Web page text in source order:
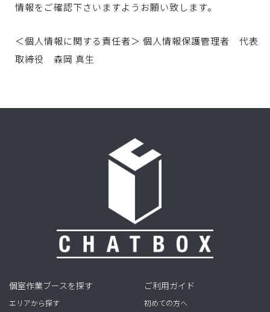
情報をご確認下さいますようお願い致します。
＜個人情報に関する責任者＞ 個人情報保護管理者 代表
取締役 森岡 真生
個室作業ブースを探す
エリアから探す
ご利用ガイド
初めての方へ